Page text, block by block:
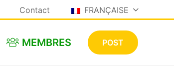
Contact FRANÇAISE
MEMBRES POST